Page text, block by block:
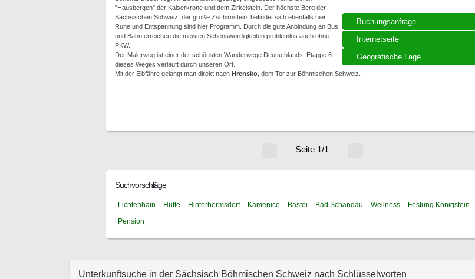
Buchungsanfrage
Internetseite
Geografische Lage
"Hausbergen" der Kaiserkrone und dem Zirkelstein. Der höchste Berg der
Sächsischen Schweiz, der große Zschirnstein, befindet sich ebenfalls hier.
Ruhe und Entspannung sind hier Programm. Durch die gute Anbindung an Bus
und Bahn erreichen die meisten Sehenswürdigkeiten problemlos auch ohne
PKW.
Der Malerweg ist einer der schönsten Wanderwege Deutschlands. Etappe 6
dieses Weges verläuft durch unseren Ort.
Mit der Elbfähre gelangt man direkt nach Hrensko, dem Tor zur Böhmischen Schweiz.
Seite 1/1
Suchvorschläge
Lichtenhain Hütte Hinterhermsdorf Kamenice Bastei Bad Schandau Wellness Festung Königstein
Pension
Unterkunftsuche in der Sächsisch Böhmischen Schweiz nach Schlüsselworten